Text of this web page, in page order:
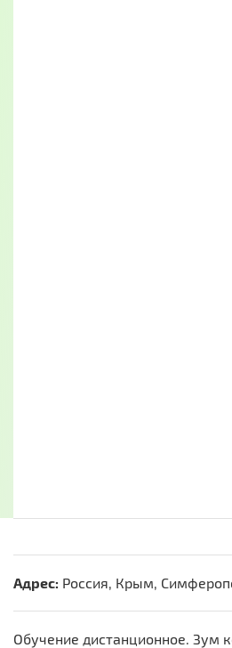
Адрес: Россия, Крым,
Обучение дистанционное. Зум